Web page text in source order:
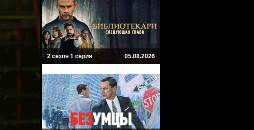
2 сезон 1 серия 05.08.2026